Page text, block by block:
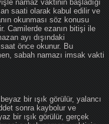
namaz vaktinin başladığı
saati olarak kabul edilir ve
okunması söz konusu
Camilerde ezanın bitişi ile
ayı dışındaki
önce okunur. Bu
sabah namazı imsak vakti
bir ışık görülür, yalancı
sonra kaybolur ve
bir ışık görülür, gerçek